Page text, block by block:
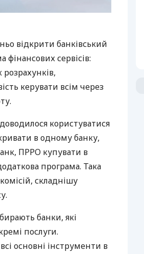
відкрити банківський
фінансових сервісів:
керувати всім через
користуватися
в одному банку,
ПРРО купувати в
програма. Така
складнішу
банки, які
послуги.
основні інструменти в